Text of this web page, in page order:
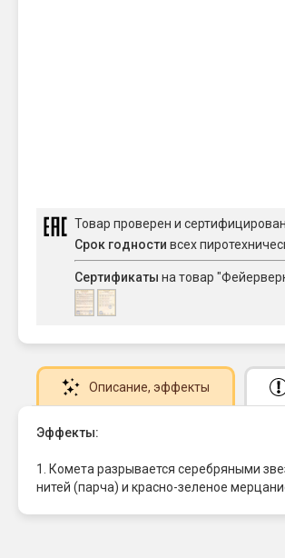
Товар проверен и
Срок годности всех
Сертификаты на товар
Описание, эффекты
Эффекты:
1. Комета разрывается серебряными
нитей (парча) и красно-зеленое